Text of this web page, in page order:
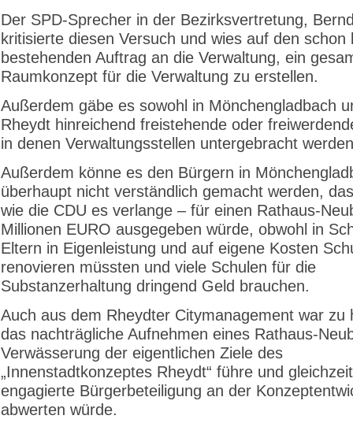
Der SPD-Sprecher in der Bezirksvertretung,
kritisierte diesen Versuch und wies auf den schon
bestehenden Auftrag an die Verwaltung, ein
Raumkonzept für die Verwaltung zu erstellen.
Außerdem gäbe es sowohl in Mönchengladbach
Rheydt hinreichend freistehende oder
in denen Verwaltungsstellen untergebracht
Außerdem könne es den Bürgern in
überhaupt nicht verständlich gemacht werden,
wie die CDU es verlange – für einen Rathaus-
Millionen EURO ausgegeben würde, obwohl in
Eltern in Eigenleistung und auf eigene Kosten
renovieren müssten und viele Schulen für die
Substanzerhaltung dringend Geld brauchen.
Auch aus dem Rheydter Citymanagement war zu
das nachträgliche Aufnehmen eines Rathaus-
Verwässerung der eigentlichen Ziele des
„Innenstadtkonzeptes Rheydt“ führe und
engagierte Bürgerbeteiligung an der
abwerten würde.